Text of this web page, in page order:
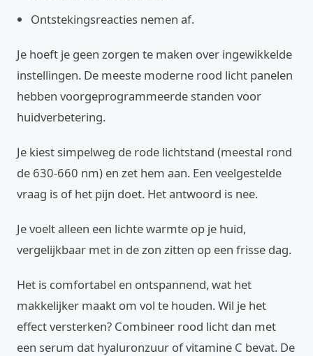
Ontstekingsreacties nemen af.
Je hoeft je geen zorgen te maken over ingewikkelde
instellingen. De meeste moderne rood licht panelen
hebben voorgeprogrammeerde standen voor
huidverbetering.
Je kiest simpelweg de rode lichtstand (meestal rond
de 630-660 nm) en zet hem aan. Een veelgestelde
vraag is of het pijn doet. Het antwoord is nee.
Je voelt alleen een lichte warmte op je huid,
vergelijkbaar met in de zon zitten op een frisse dag.
Het is comfortabel en ontspannend, wat het
makkelijker maakt om vol te houden. Wil je het
effect versterken? Combineer rood licht dan met
een serum dat hyaluronzuur of vitamine C bevat. De